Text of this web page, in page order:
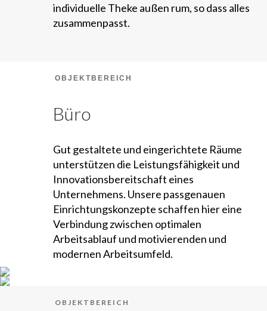
individuelle Theke außen rum, so dass alles
zusammenpasst.
OBJEKTBEREICH
Büro
Gut gestaltete und eingerichtete Räume
unterstützen die Leistungsfähigkeit und
Innovationsbereitschaft eines
Unternehmens. Unsere passgenauen
Einrichtungskonzepte schaffen hier eine
Verbindung zwischen optimalen
Arbeitsablauf und motivierenden und
modernen Arbeitsumfeld.
OBJEKTBEREICH